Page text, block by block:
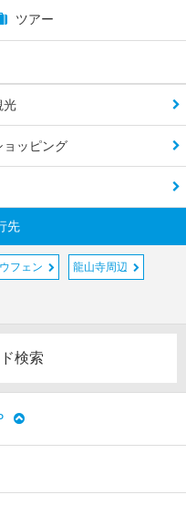
ツアー
光
ョッピング
先
フェン 龍山寺周辺
検索